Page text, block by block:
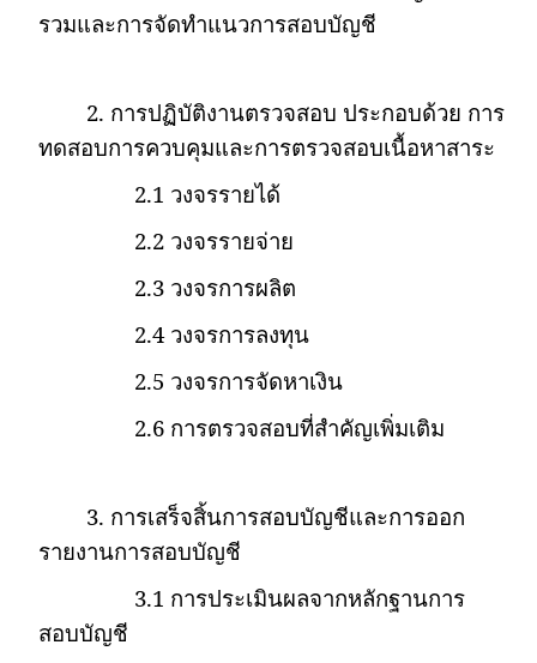
รวมและการจัดทำแนวการสอบบัญชี
2. การปฏิบัติงานตรวจสอบ ประกอบด้วย การ
ทดสอบการควบคุมและการตรวจสอบเนื้อหาสาระ
2.1 วงจรรายได้
2.2 วงจรรายจ่าย
2.3 วงจรการผลิต
2.4 วงจรการลงทุน
2.5 วงจรการจัดหาเงิน
2.6 การตรวจสอบที่สำคัญเพิ่มเติม
3. การเสร็จสิ้นการสอบบัญชีและการออก
รายงานการสอบบัญชี
3.1 การประเมินผลจากหลักฐานการ
สอบบัญชี